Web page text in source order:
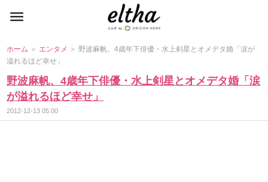
ホーム ＞ エンタメ ＞ 野波麻帆、4歳年下俳優・水上剣星とオメデタ婚「涙が
溢れるほど幸せ」
野波麻帆、4歳年下俳優・水上剣星とオメデタ婚「涙
が溢れるほど幸せ」
2012-12-13 05:00